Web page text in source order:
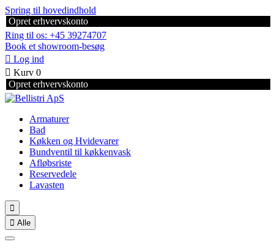
Spring til hovedindhold
Opret erhvervskonto
Ring til os: +45 39274707
Book et showroom-besøg
 Log ind
 Kurv 0
Opret erhvervskonto
Armaturer
Bad
Køkken og Hvidevarer
Bundventil til køkkenvask
Afløbsriste
Reservedele
Lavasten

 Alle